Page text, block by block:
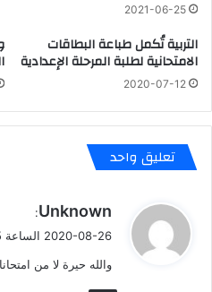
2021-06-25
التربية تُكمل طباعة البطاقات
الامتحانية لطلبة المرحلة الإعدادية
2020-07-12
تعليق واحد
ي
ل
Unknown
:
2020-08-26 الساعة 7:25 م
والله حيرة لا من